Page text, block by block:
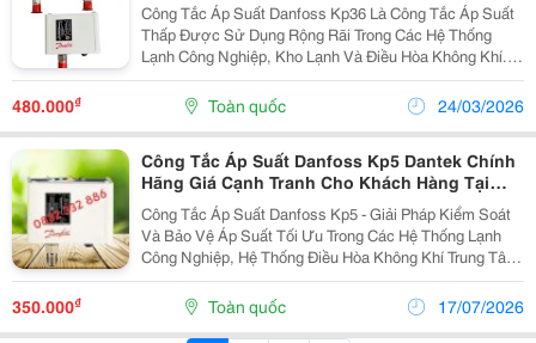
Công Tắc Áp Suất Danfoss Kp36 Là Công Tắc Áp Suất
Thấp Được Sử Dụng Rộng Rãi Trong Các Hệ Thống
Lạnh Công Nghiệp, Kho Lạnh Và Điều Hòa Không Khí.
Thiết Bị Có Nhiệm Vụ Giám Sát Áp Suất Hút Của Máy
Nén, Đảm Bảo Hệ Thống Hoạt Động Ổn Định Và Bảo
480.000₫ Toàn quốc 24/03/2026
Công Tắc Áp Suất Danfoss Kp5 Dantek Chính
Hãng Giá Cạnh Tranh Cho Khách Hàng Tại
Phú Thọ
Công Tắc Áp Suất Danfoss Kp5 - Giải Pháp Kiểm Soát
Và Bảo Vệ Áp Suất Tối Ưu Trong Các Hệ Thống Lạnh
Công Nghiệp, Hệ Thống Điều Hòa Không Khí Trung Tâm
Hay Hệ Thống Nén Khí, Việc Duy Trì Áp Suất Ở Ngưỡng
An Toàn Là Điều Kiện Tiên Quyết Để Bảo Vệ Máy...
350.000₫ Toàn quốc 17/07/2026